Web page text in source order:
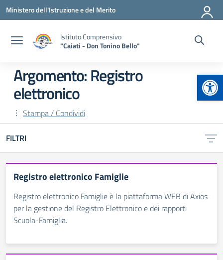
Vai ai contenuti
Vai al menu di navigazione
Vai al footer
Ministero dell'Istruzione e del Merito
Istituto Comprensivo
"Caiati - Don Tonino Bello"
Argomento: Registro
elettronico
Stampa / Condividi
FILTRI
Registro elettronico Famiglie
Registro elettronico Famiglie è la piattaforma WEB di Axios
per la gestione del Registro Elettronico e dei rapporti
Scuola-Famiglia.